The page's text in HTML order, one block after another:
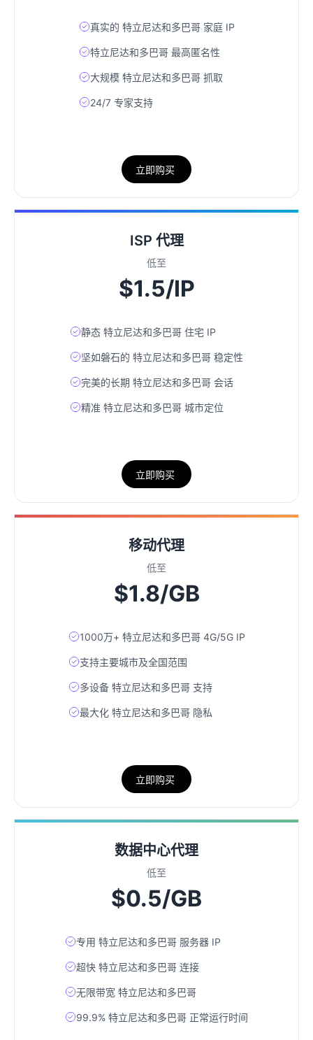
真实的 特立尼达和多巴哥 家庭 IP
特立尼达和多巴哥 最高匿名性
大规模 特立尼达和多巴哥 抓取
24/7 专家支持
立即购买
ISP 代理
低至
$1.5/IP
静态 特立尼达和多巴哥 住宅 IP
坚如磐石的 特立尼达和多巴哥 稳定性
完美的长期 特立尼达和多巴哥 会话
精准 特立尼达和多巴哥 城市定位
立即购买
移动代理
低至
$1.8/GB
1000万+ 特立尼达和多巴哥 4G/5G IP
支持主要城市及全国范围
多设备 特立尼达和多巴哥 支持
最大化 特立尼达和多巴哥 隐私
立即购买
数据中心代理
低至
$0.5/GB
专用 特立尼达和多巴哥 服务器 IP
超快 特立尼达和多巴哥 连接
无限带宽 特立尼达和多巴哥
99.9% 特立尼达和多巴哥 正常运行时间